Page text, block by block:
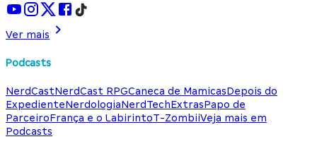
Ver mais
Podcasts
NerdCastNerdCast RPGCaneca de MamicasDepois do
ExpedienteNerdologiaNerdTechExtrasPapo de
ParceiroFrança e o LabirintoT-ZombiiVeja mais em
Podcasts